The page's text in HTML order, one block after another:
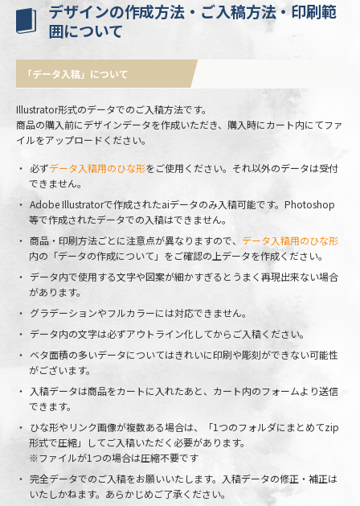
デザインの作成方法・ご入稿方法・印刷範
囲について
「データ入稿」について
Illustrator形式のデータでのご入稿方法です。
商品の購入前にデザインデータを作成いただき、購入時にカート内にてファ
イルをアップロードください。
必ずデータ入稿用のひな形をご使用ください。それ以外のデータは受付
できません。
Adobe Illustratorで作成されたaiデータのみ入稿可能です。Photoshop
等で作成されたデータでの入稿はできません。
商品・印刷方法ごとに注意点が異なりますので、 データ入稿用のひな形
内の「データの作成について」をご確認の上データを作成ください。
データ内で使用する文字や図案が細かすぎるとうまく再現出来ない場合
があります。
グラデーションやフルカラーには対応できません。
データ内の文字は必ずアウトライン化してからご入稿ください。
ベタ面積の多いデータについてはきれいに印刷や彫刻ができない可能性
がございます。
入稿データは商品をカートに入れたあと、カート内のフォームより送信
できます。
ひな形やリンク画像が複数ある場合は、「1つのフォルダにまとめてzip
形式で圧縮」してご入稿いただく必要があります。
※ファイルが1つの場合は圧縮不要です
完全データでのご入稿をお願いいたします。入稿データの修正・補正は
いたしかねます。あらかじめご了承ください。